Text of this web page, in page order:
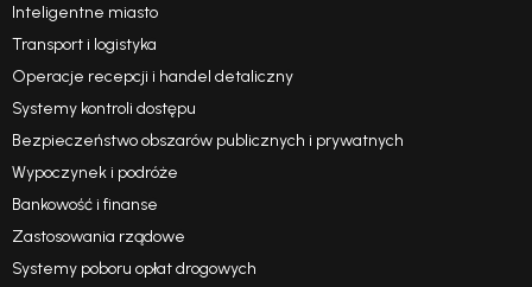
Inteligentne miasto
Transport i logistyka
Operacje recepcji i handel detaliczny
Systemy kontroli dostępu
Bezpieczeństwo obszarów publicznych i prywatnych
Wypoczynek i podróże
Bankowość i finanse
Zastosowania rządowe
Systemy poboru opłat drogowych